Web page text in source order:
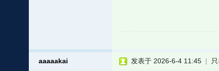
aaaaakai 发表于 2026-6-4 11:45 |